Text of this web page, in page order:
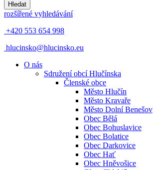
Hledat
rozšířené vyhledávání
+420 553 654 998
hlucinsko@hlucinsko.eu
O nás
Sdružení obcí Hlučínska
Členské obce
Město Hlučín
Město Kravaře
Město Dolní Benešov
Obec Bělá
Obec Bohuslavice
Obec Bolatice
Obec Darkovice
Obec Hať
Obec Hněvošice